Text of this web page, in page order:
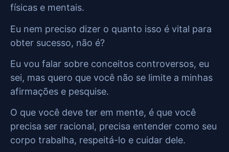
físicas e mentais.
Eu nem preciso dizer o quanto isso é vital para
obter sucesso, não é?
Eu vou falar sobre conceitos controversos, eu
sei, mas quero que você não se limite a minhas
afirmações e pesquise.
O que você deve ter em mente, é que você
precisa ser racional, precisa entender como seu
corpo trabalha, respeitá-lo e cuidar dele.